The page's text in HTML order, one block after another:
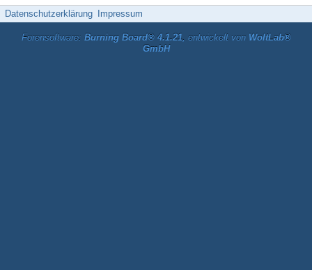
Datenschutzerklärung Impressum
Forensoftware: Burning Board® 4.1.21, entwickelt von WoltLab®
GmbH